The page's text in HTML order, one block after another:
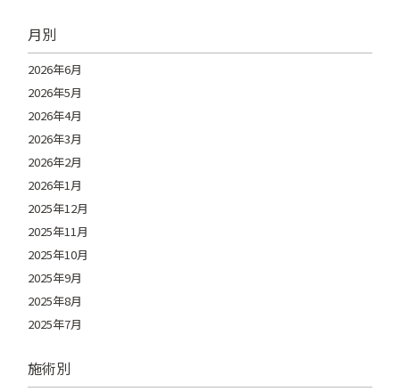
月別
2026年6月
2026年5月
2026年4月
2026年3月
2026年2月
2026年1月
2025年12月
2025年11月
2025年10月
2025年9月
2025年8月
2025年7月
施術別